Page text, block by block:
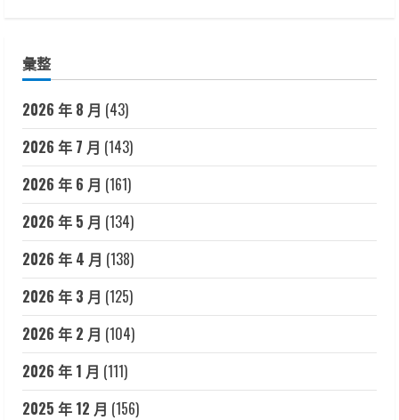
彙整
2026 年 8 月 (43)
2026 年 7 月 (143)
2026 年 6 月 (161)
2026 年 5 月 (134)
2026 年 4 月 (138)
2026 年 3 月 (125)
2026 年 2 月 (104)
2026 年 1 月 (111)
2025 年 12 月 (156)